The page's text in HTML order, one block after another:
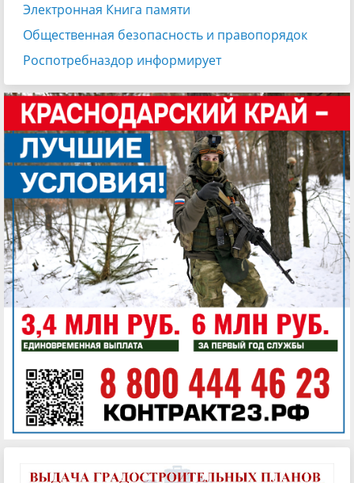
Электронная Книга памяти
Общественная безопасность и правопорядок
Роспотребназдор информирует